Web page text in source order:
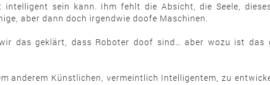
sein kann. Ihm fehlt die Absicht, die Seele,
aber dann doch irgendwie doofe Maschinen.
das geklärt, dass Roboter doof sind… aber wozu ist das
Künstlichen, vermeintlich Intelligentem, zu